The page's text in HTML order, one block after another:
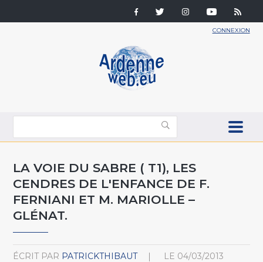
CONNEXION
LA VOIE DU SABRE ( T1), LES
CENDRES DE L'ENFANCE DE F.
FERNIANI ET M. MARIOLLE –
GLÉNAT.
ÉCRIT PAR PATRICKTHIBAUT LE 04/03/2013